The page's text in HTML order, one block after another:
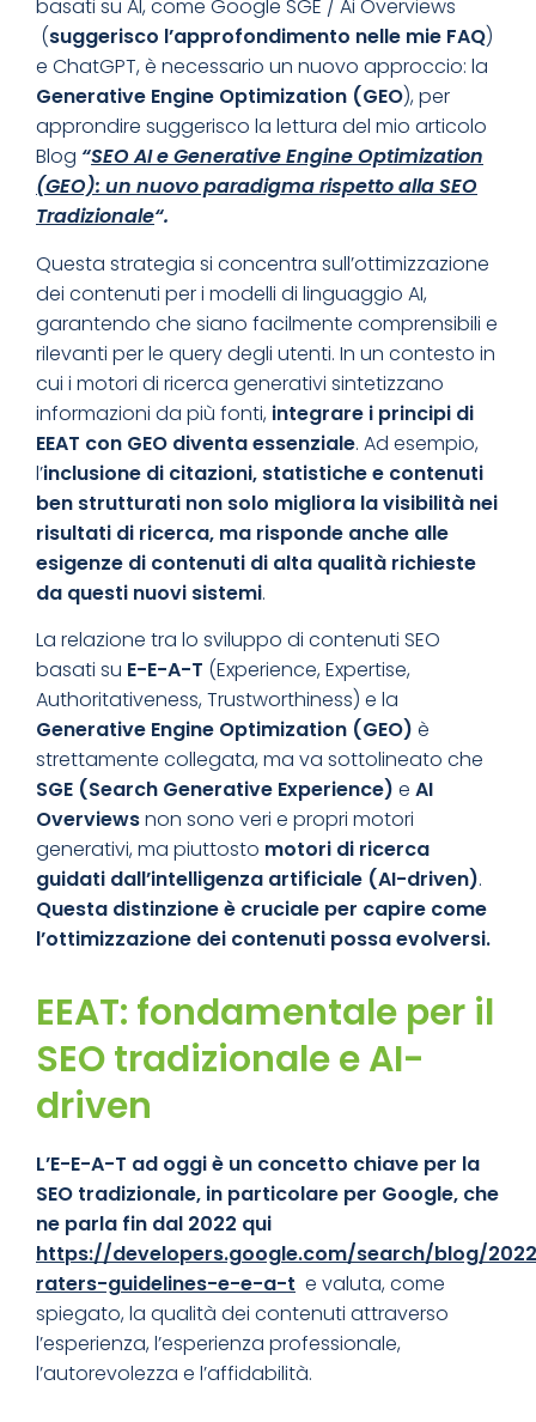
basati su AI, come Google SGE / Ai Overviews
(suggerisco l’approfondimento nelle mie FAQ)
e ChatGPT, è necessario un nuovo approccio: la
Generative Engine Optimization (GEO), per
approndire suggerisco la lettura del mio articolo
Blog “SEO AI e Generative Engine Optimization
(GEO): un nuovo paradigma rispetto alla SEO
Tradizionale“.
Questa strategia si concentra sull’ottimizzazione
dei contenuti per i modelli di linguaggio AI,
garantendo che siano facilmente comprensibili e
rilevanti per le query degli utenti. In un contesto in
cui i motori di ricerca generativi sintetizzano
informazioni da più fonti, integrare i principi di
EEAT con GEO diventa essenziale. Ad esempio,
l’inclusione di citazioni, statistiche e contenuti
ben strutturati non solo migliora la visibilità nei
risultati di ricerca, ma risponde anche alle
esigenze di contenuti di alta qualità richieste
da questi nuovi sistemi.
La relazione tra lo sviluppo di contenuti SEO
basati su E-E-A-T (Experience, Expertise,
Authoritativeness, Trustworthiness) e la
Generative Engine Optimization (GEO) è
strettamente collegata, ma va sottolineato che
SGE (Search Generative Experience) e AI
Overviewsnon sono veri e propri motori
generativi, ma piuttosto motori di ricerca
guidati dall’intelligenza artificiale (AI-driven).
Questa distinzione è cruciale per capire come
l’ottimizzazione dei contenuti possa evolversi.
EEAT: fondamentale per il
SEO tradizionale e AI-
driven
L’E-E-A-T ad oggi è un concetto chiave per la
SEO tradizionale, in particolare per Google, che
ne parla fin dal 2022 qui
https://developers.google.com/search/blog/
raters-guidelines-e-e-a-t e valuta, come
spiegato, la qualità dei contenuti attraverso
l’esperienza, l’esperienza professionale,
l’autorevolezza e l’affidabilità.